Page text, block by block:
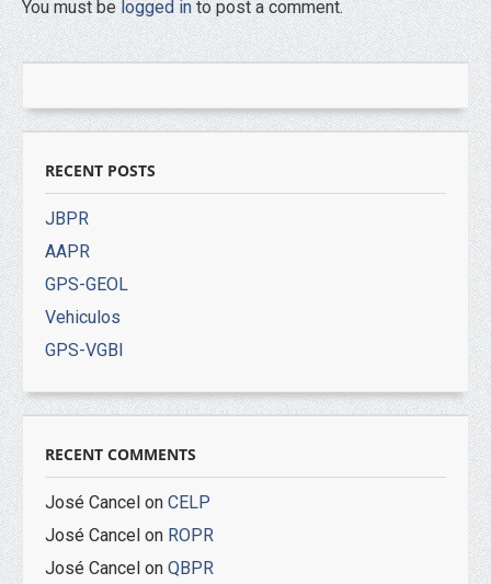
You must belogged into post a comment.
RECENT POSTS
JBPR
AAPR
GPS-GEOL
Vehiculos
GPS-VGBI
RECENT COMMENTS
José Cancel on CELP
José Cancel on ROPR
José Cancel on QBPR